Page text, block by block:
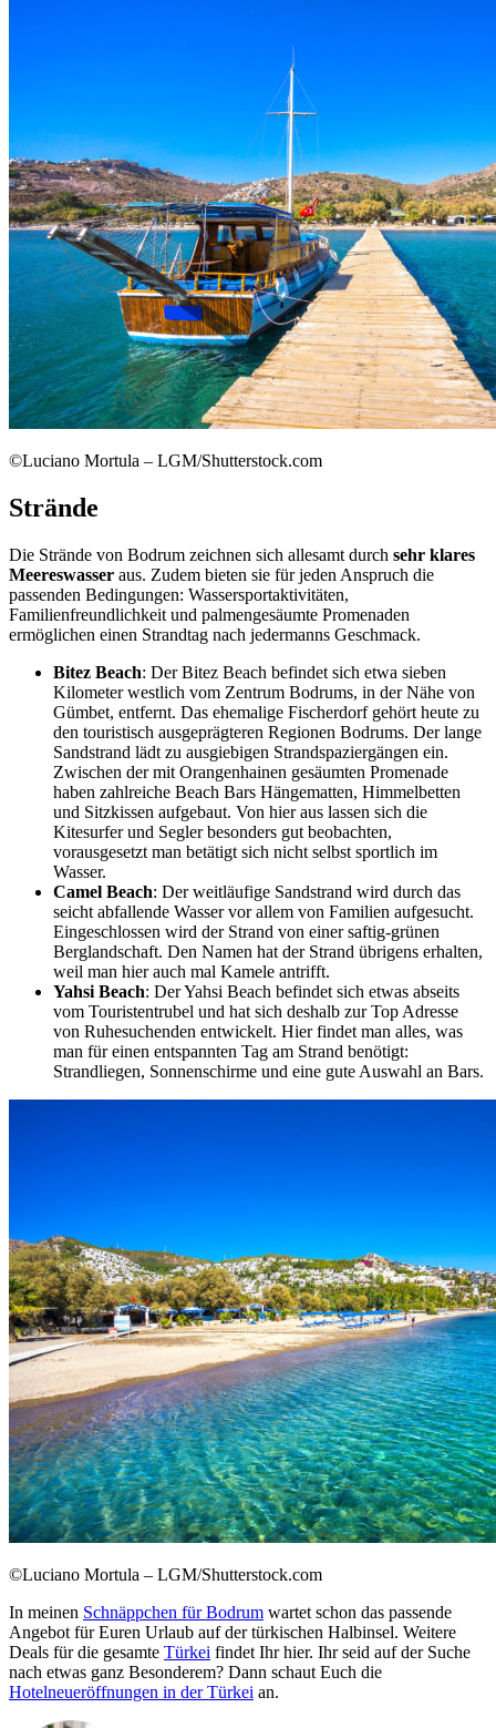
©Luciano Mortula – LGM/Shutterstock.com
Strände
Die Strände von Bodrum zeichnen sich allesamt durch sehr klares
Meereswasser aus. Zudem bieten sie für jeden Anspruch die
passenden Bedingungen: Wassersportaktivitäten,
Familienfreundlichkeit und palmengesäumte Promenaden
ermöglichen einen Strandtag nach jedermanns Geschmack.
Bitez Beach: Der Bitez Beach befindet sich etwa sieben
Kilometer westlich vom Zentrum Bodrums, in der Nähe von
Gümbet, entfernt. Das ehemalige Fischerdorf gehört heute zu
den touristisch ausgeprägteren Regionen Bodrums. Der lange
Sandstrand lädt zu ausgiebigen Strandspaziergängen ein.
Zwischen der mit Orangenhainen gesäumten Promenade
haben zahlreiche Beach Bars Hängematten, Himmelbetten
und Sitzkissen aufgebaut. Von hier aus lassen sich die
Kitesurfer und Segler besonders gut beobachten,
vorausgesetzt man betätigt sich nicht selbst sportlich im
Wasser.
Camel Beach: Der weitläufige Sandstrand wird durch das
seicht abfallende Wasser vor allem von Familien aufgesucht.
Eingeschlossen wird der Strand von einer saftig-grünen
Berglandschaft. Den Namen hat der Strand übrigens erhalten,
weil man hier auch mal Kamele antrifft.
Yahsi Beach: Der Yahsi Beach befindet sich etwas abseits
vom Touristentrubel und hat sich deshalb zur Top Adresse
von Ruhesuchenden entwickelt. Hier findet man alles, was
man für einen entspannten Tag am Strand benötigt:
Strandliegen, Sonnenschirme und eine gute Auswahl an Bars.
©Luciano Mortula – LGM/Shutterstock.com
In meinen Schnäppchen für Bodrum wartet schon das passende
Angebot für Euren Urlaub auf der türkischen Halbinsel. Weitere
Deals für die gesamte Türkei findet Ihr hier. Ihr seid auf der Suche
nach etwas ganz Besonderem? Dann schaut Euch die
Hotelneueröffnungen in der Türkei an.